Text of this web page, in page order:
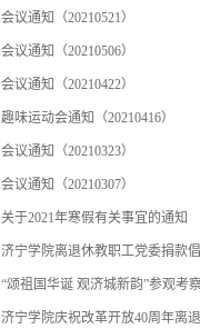
会议通知（20210521）
会议通知（20210506）
会议通知（20210422）
趣味运动会通知（20210416）
会议通知（20210323）
会议通知（20210307）
关于2021年寒假有关事宜的通知
济宁学院离退休教职工党委捐款
“颂祖国华诞 观济城新韵”参观考
济宁学院庆祝改革开放40周年离